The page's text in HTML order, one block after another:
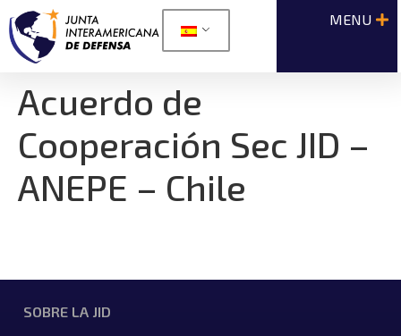
Acuerdo de
Cooperación Sec JID –
ANEPE – Chile
SOBRE LA JID